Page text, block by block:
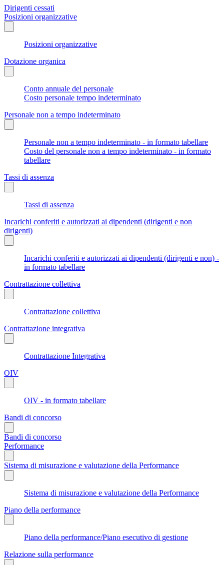
Dirigenti cessati
Posizioni organizzative
Posizioni organizzative
Dotazione organica
Conto annuale del personale
Costo personale tempo indeterminato
Personale non a tempo indeterminato
Personale non a tempo indeterminato - in formato tabellare
Costo del personale non a tempo indeterminato - in formato
tabellare
Tassi di assenza
Tassi di assenza
Incarichi conferiti e autorizzati ai dipendenti (dirigenti e non
dirigenti)
Incarichi conferiti e autorizzati ai dipendenti (dirigenti e non) -
in formato tabellare
Contrattazione collettiva
Contrattazione collettiva
Contrattazione integrativa
Contrattazione Integrativa
OIV
OIV - in formato tabellare
Bandi di concorso
Bandi di concorso
Performance
Sistema di misurazione e valutazione della Performance
Sistema di misurazione e valutazione della Performance
Piano della performance
Piano della performance/Piano esecutivo di gestione
Relazione sulla performance